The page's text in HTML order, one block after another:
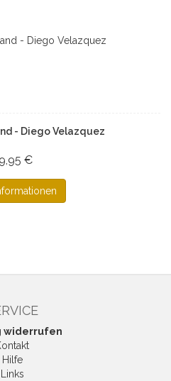
- Diego Velazquez
€
widerrufen
Hilfe
Links